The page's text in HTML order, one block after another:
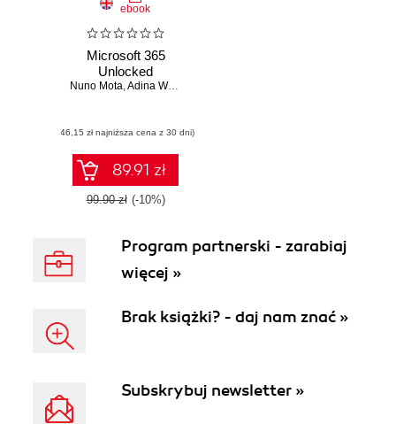
ebook
Microsoft 365
Unlocked
Nuno Mota,Adina Waffenschmidt
(46,15 zł najniższa cena z 30 dni)
89.91 zł
99.90 zł (-10%)
Program partnerski - zarabiaj
więcej »
Brak książki? - daj nam znać »
Subskrybuj newsletter »